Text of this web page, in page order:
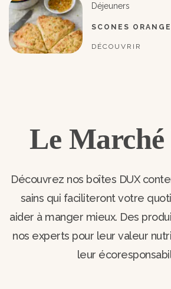
Déjeuners
SCONES
DÉCOUVRIR
Le
Découvrez nos boîtes DUX
sains qui faciliteront votre
aider à manger mieux. Des
nos experts pour leur valeur
leur